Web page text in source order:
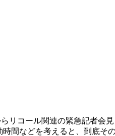
コール関連の緊急記者会
間などを考えると、到底そ